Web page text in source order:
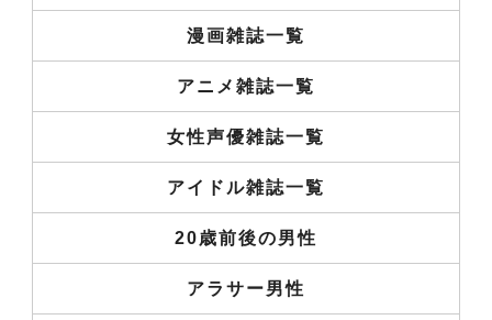
漫画雑誌一覧
アニメ雑誌一覧
女性声優雑誌一覧
アイドル雑誌一覧
20歳前後の男性
アラサー男性